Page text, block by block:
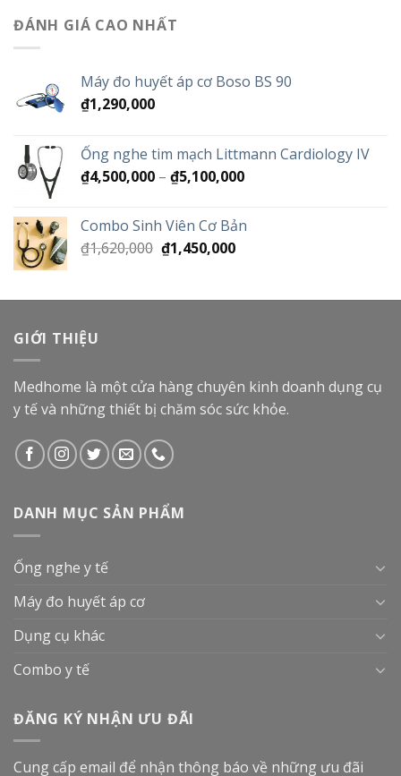
₫780,000.
ĐÁNH GIÁ CAO NHẤT
Máy đo huyết áp cơ Boso BS 90
₫1,290,000
Ống nghe tim mạch Littmann Cardiology IV
₫4,500,000 – ₫5,100,000Khoảng
₫4,500,000
Combo Sinh Viên Cơ Bản
₫1,620,000 Giá
₫1,620,000.
₫1,450,000Giá
là:
GIỚI THIỆU
Medhome là một cửa hàng chuyên kinh doanh dụng cụ
y tế và những thiết bị chăm sóc sức khỏe.
DANH MỤC SẢN PHẨM
Ống nghe y tế
Máy đo huyết áp cơ
Dụng cụ khác
Combo y tế
ĐĂNG KÝ NHẬN ƯU ĐÃI
Cung cấp email để nhận thông báo về những ưu đãi